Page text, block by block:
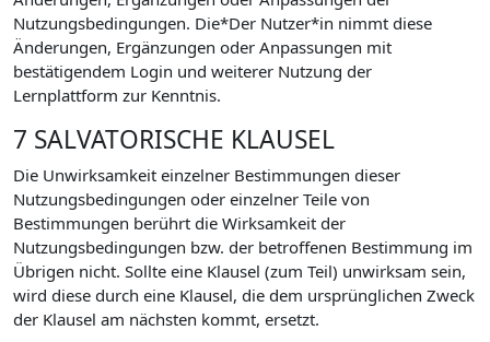
Nutzungsbedingungen. Die*Der Nutzer*in nimmt diese
Änderungen, Ergänzungen oder Anpassungen mit
bestätigendem Login und weiterer Nutzung der
Lernplattform zur Kenntnis.
7 SALVATORISCHE KLAUSEL
Die Unwirksamkeit einzelner Bestimmungen dieser
Nutzungsbedingungen oder einzelner Teile von
Bestimmungen berührt die Wirksamkeit der
Nutzungsbedingungen bzw. der betroffenen Bestimmung im
Übrigen nicht. Sollte eine Klausel (zum Teil) unwirksam sein,
wird diese durch eine Klausel, die dem ursprünglichen Zweck
der Klausel am nächsten kommt, ersetzt.